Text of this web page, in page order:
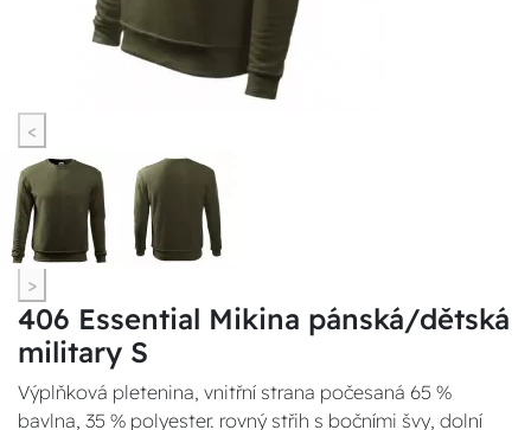
<
>
406 Essential Mikina pánská/dětská
military S
Výplňková pletenina, vnitřní strana počesaná 65 %
bavlna, 35 % polyester. rovný střih s bočními švy, dolní